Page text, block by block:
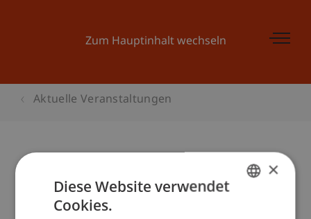
Zum Hauptinhalt wechseln
Aktuelle Veranstaltungen
Master and More ×
Diese Website verwendet
Cookies.